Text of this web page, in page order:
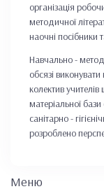
організація
методичної
наочні посібники
Навчально -
обсязі
колектив
матеріальної
санітарно -
розроблено
Меню